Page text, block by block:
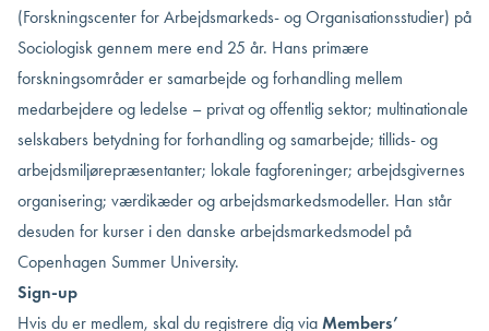
(Forskningscenter for Arbejdsmarkeds- og Organisationsstudier) på
Sociologisk gennem mere end 25 år. Hans primære
forskningsområder er samarbejde og forhandling mellem
medarbejdere og ledelse – privat og offentlig sektor; multinationale
selskabers betydning for forhandling og samarbejde; tillids- og
arbejdsmiljørepræsentanter; lokale fagforeninger; arbejdsgivernes
organisering; værdikæder og arbejdsmarkedsmodeller. Han står
desuden for kurser i den danske arbejdsmarkedsmodel på
Copenhagen Summer University.
Sign-up
Hvis du er medlem, skal du registrere dig via Members’